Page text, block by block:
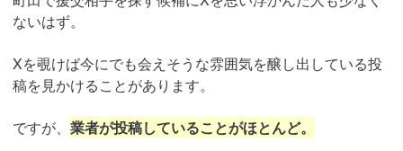
ないはず。
Xを覗けば今にでも会えそうな雰囲気を醸し出している投
稿を見かけることがあります。
ですが、 業者が投稿していることがほとんど。